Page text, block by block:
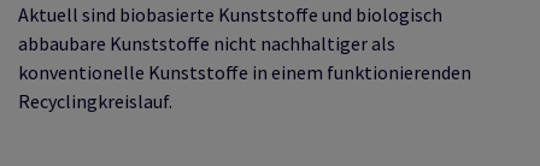
Aktuell sind biobasierte Kunststoffe und biologisch
abbaubare Kunststoffe nicht nachhaltiger als
konventionelle Kunststoffe in einem funktionierenden
Recyclingkreislauf.